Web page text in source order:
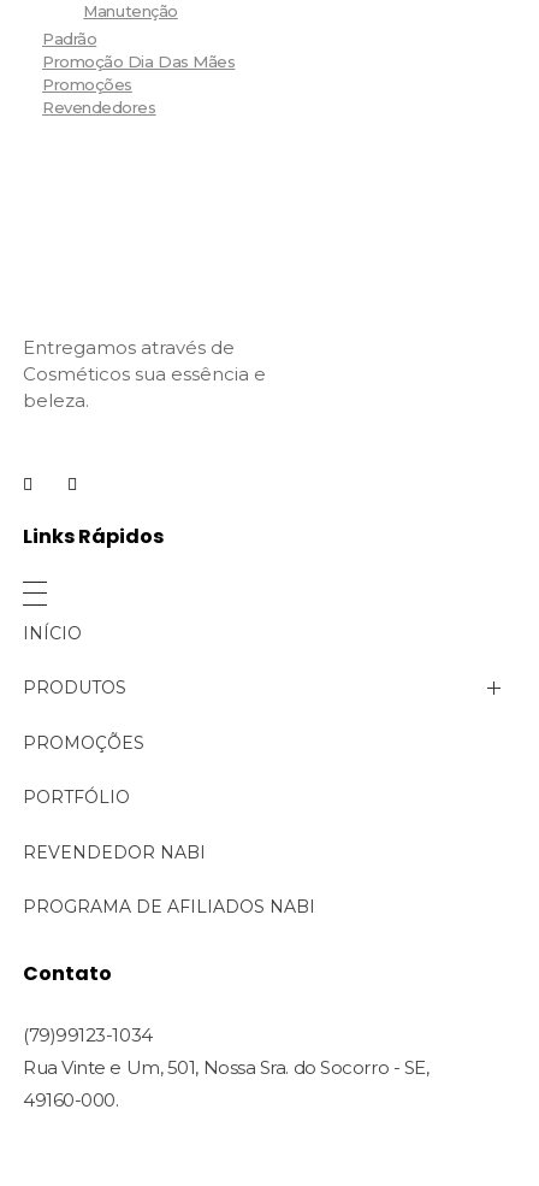
Manutenção
Padrão
Promoção Dia Das Mães
Promoções
Revendedores
Entregamos através de
Cosméticos sua essência e
beleza.
Links Rápidos
INÍCIO
PRODUTOS
Linha Aromas de Nabi
Linha Bella
Linha Corporal
Linha Cosmecêutica
PROMOÇÕES
PORTFÓLIO
REVENDEDOR NABI
PROGRAMA DE AFILIADOS NABI
Contato
(79)99123-1034
Rua Vinte e Um, 501, Nossa Sra. do Socorro - SE,
49160-000.